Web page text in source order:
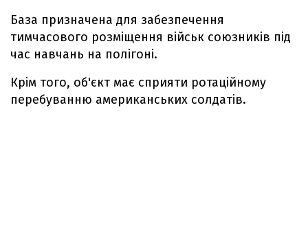
База призначена для забезпечення
тимчасового розміщення військ союзників під
час навчань на полігоні.
Крім того, об'єкт має сприяти ротаційному
перебуванню американських солдатів.